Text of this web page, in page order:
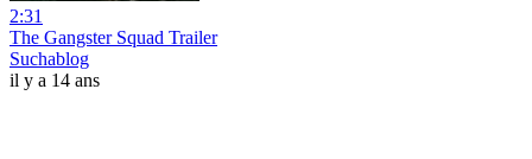
2:31
The Gangster Squad Trailer
Suchablog
il y a 14 ans